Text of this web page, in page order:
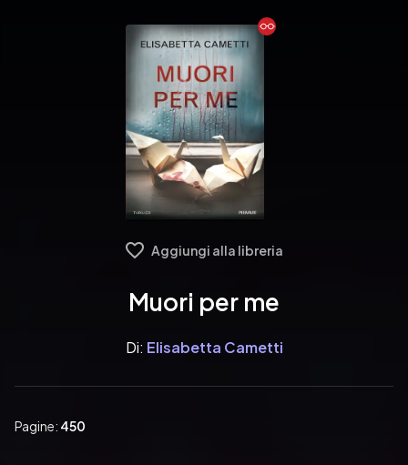
Ebook
Aggiungi alla libreria
Muori per me
Di: Elisabetta Cametti
Pagine: 450